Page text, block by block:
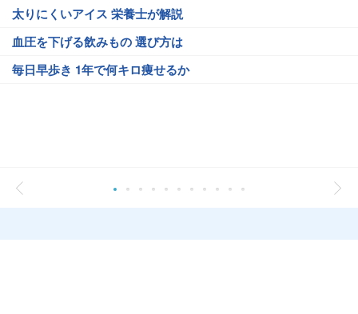
太りにくいアイス 栄養士が解説
血圧を下げる飲みもの 選び方は
毎日早歩き 1年で何キロ痩せるか